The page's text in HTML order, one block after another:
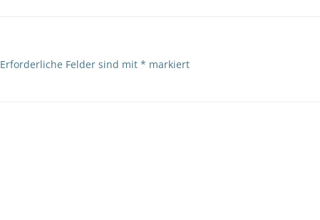
Erforderliche Felder sind mit * markiert